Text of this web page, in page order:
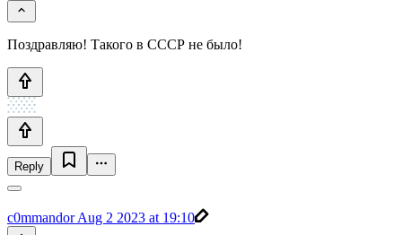
Поздравляю! Такого в СССР не было!
Reply
c0mmandorAug 2 2023 at 19:10